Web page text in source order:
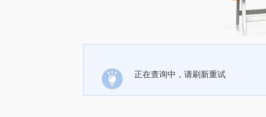
正在查询中，请刷新重试